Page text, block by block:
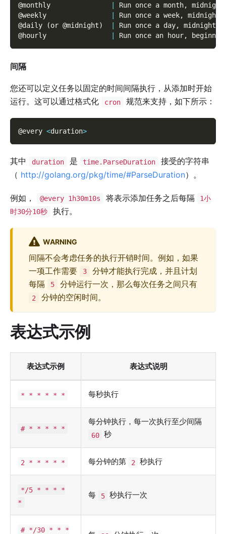
@monthly
Run once a month, midnight
@weekly
Run once a week,
midnight
@daily
(or @midnight) Run once a day,
@hourly
Run once an hour,
间隔
您还可以定义任务以固定的时间间隔执行，从添加时开始
运行。这可以通过格式化
cron 规范来支持，如下所示：
@every <duration>
其中 duration 是 time.ParseDuration
接受的字符串
（ http://golang.org/pkg/time/#ParseDuration）。
例如， @every 1h30m10s 将表示添加任务之后每隔
1小
时30分10秒
执行。
WARNING
间隔不会考虑任务的执行开销时间。例如，如果
一项工作需要
3
分钟才能执行完成，并且计划
每隔
5 分钟运行一次，那么每次任务之间只有
2 分钟的空闲时间。
表达式示例
表达式示例 表达式说明
* * * * * * 每秒执行
# * * * * *
每分钟执行，每一次执行至少间隔
60 秒
2 * * * * * 每分钟的第 2 秒执行
*/5 * * * *
*
每 5 秒执行一次
# */30 * * *